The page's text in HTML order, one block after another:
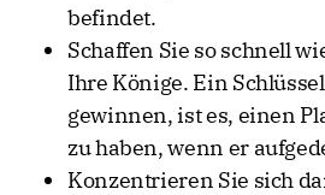
befindet.
Schaffen Sie so schnell
Ihre Könige. Ein
gewinnen, ist es, einen
zu haben, wenn er
Konzentrieren Sie sich